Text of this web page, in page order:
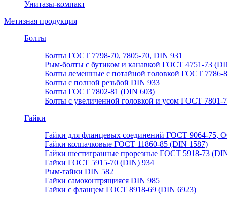
Унитазы-компакт
Метизная продукция
Болты
Болты ГОСТ 7798-70, 7805-70, DIN 931
Рым-болты с бутиком и канавкой ГОСТ 4751-73
Болты лемешные с потайной головкой ГОСТ 7786-
Болты с полной резьбой DIN 933
Болты ГОСТ 7802-81 (DIN 603)
Болты с увеличенной головкой и усом ГОСТ 7801-
Гайки
Гайки для фланцевых соединений ГОСТ 9064-75,
Гайки колпачковые ГОСТ 11860-85 (DIN 1587)
Гайки шестигранные прорезные ГОСТ 5918-73
Гайки ГОСТ 5915-70 (DIN) 934
Рым-гайки DIN 582
Гайки самоконтрящияся DIN 985
Гайки с фланцем ГОСТ 8918-69 (DIN 6923)